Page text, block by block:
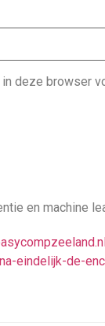
deze browser
en machine
eindelijk-de-